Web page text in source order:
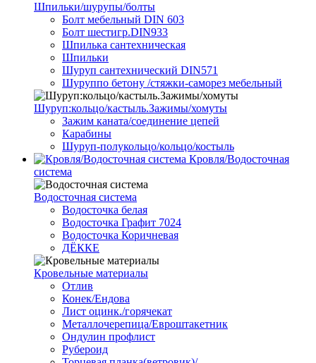
Шпильки/шурупы/болты
Болт мебельный DIN 603
Болт шестигр.DIN933
Шпилька сантехническая
Шпильки
Шуруп сантехнический DIN571
Шуруппо бетону /стяжки-саморез мебельный
Шуруп:кольцо/кастыль.Зажимы/хомуты
Зажим каната/соединение цепей
Карабины
Шуруп-полукольцо/кольцо/костыль
Кровля/Водосточная
система
Водосточная система
Водосточка белая
Водосточка Графит 7024
Водосточка Коричневая
ДЁККЕ
Кровельные материалы
Отлив
Конек/Ендова
Лист оцинк./горячекат
Металлочерепица/Евроштакетник
Ондулин профлист
Рубероид